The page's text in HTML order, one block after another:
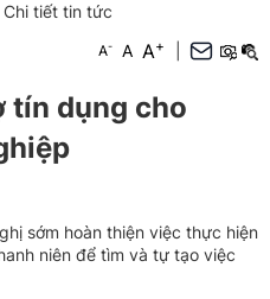
Chi tiết tin tức
A- A A+
tín dụng cho
sớm hoàn thiện việc thực hiện
niên để tìm và tự tạo việc